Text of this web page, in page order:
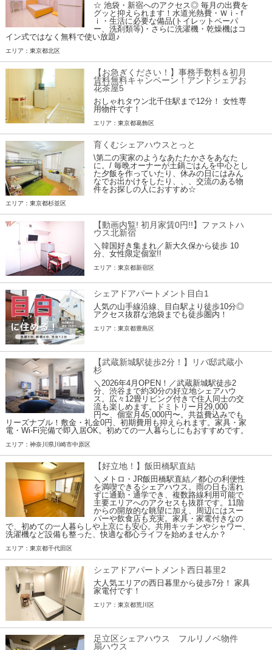
☆ 池袋・新宿へのアクセス◎ 毎月の出費を
グッと抑えられます！水道光熱費・Ｗｉ-ｆ
ｉ・生活に必要な備品(トイレットペーパ
ー、洗剤類等)・さらに洗濯機・乾燥機はコ
イン式ではなく無料で使い放題♪
エリア：東京都北区
【お急ぎください！】事務手数料＆初月
賃料無料キャンペーン！アンドシェアお
花茶屋5
おしゃれタウン北千住駅まで12分！ 女性専
用物件です！
エリア：東京都葛飾区
育くむシェアハウスとっと
\第二の実家のようなあたたかさをあなた
に。/ 毎晩オーナーが土鍋ごはんを中心とし
た夕飯を作っていたり、休みの日にはみん
なでお出かけをしたり、、、交流のある物
件をお探しの人におすすめ☆
エリア：東京都杉並区
【動画内覧! 初月家賃0円!!】ファストハ
ウス北新宿
＼韓国好き集まれ／新大久保から徒歩 10
分、女性限定個室!!
エリア：東京都新宿区
シェアドアパートメント目白1
人気の山手線沿線、目白駅より徒歩10分◎
アクセス抜群な池袋までも徒歩圏内！
エリア：東京都豊島区
【武蔵新城駅徒歩2分！】リバ邸武蔵小
杉
＼2026年4月OPEN！／武蔵新城駅徒歩2
分、渋谷まで約30分の好立地シェアハウ
ス。広々12畳リビング付きで住人同士の交
流も楽しめます。ドミトリー月29,000
円〜、個室月45,000円〜。共益費込みでも
リーズナブル！敷金・礼金0円、初期費用も抑えられます。家具・家
電・Wi-Fi完備で即入居OK。初めての一人暮らしにもおすすめです。
エリア：神奈川県川崎市中原区
【好立地！】飯田橋駅直結
＼メトロ・JR飯田橋駅直結／都心の利便性
を満喫できるシェアハウス。雨の日も濡れ
ずに通勤・通学でき、複数路線利用可能で
主要エリアへのアクセスも抜群です。11階
からの開放的な眺望に加え、周辺にはスー
パーや飲食店も充実。家具・家電付きなの
で、初めての一人暮らしや上京にも安心。共用キッチンやシャワー、
洗濯機など設備も整った、快適な都心ライフを始めませんか？
エリア：東京都千代田区
シェアドアパートメント西日暮里2
大人気エリアの西日暮里から徒歩7分！ 家具
家電付です！
エリア：東京都荒川区
足立区シェアハウス フルリノベ物件
扇ハウス